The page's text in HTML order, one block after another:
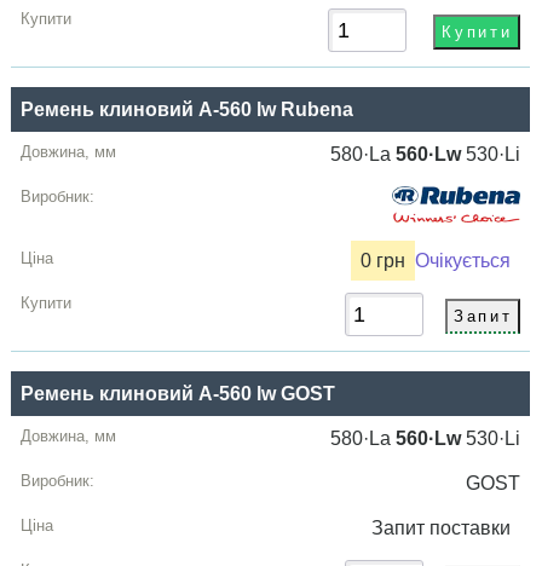
Ремень клиновий A-560 lw Rubena
580·La560·Lw530·Li
0 грн Очікується
Ремень клиновий A-560 lw GOST
580·La560·Lw530·Li
GOST
Запит поставки